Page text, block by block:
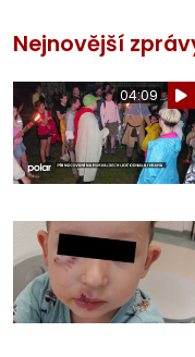
Nejnovější
04:09